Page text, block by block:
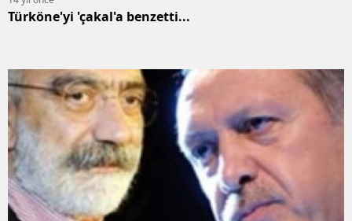
Türköne'yi 'çakal'a benzetti...